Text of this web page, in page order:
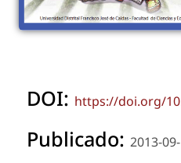
DOI: https://doi.org/
Publicado: 2013-